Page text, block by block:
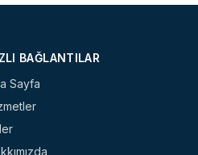
BAĞLANTILAR
Sayfa